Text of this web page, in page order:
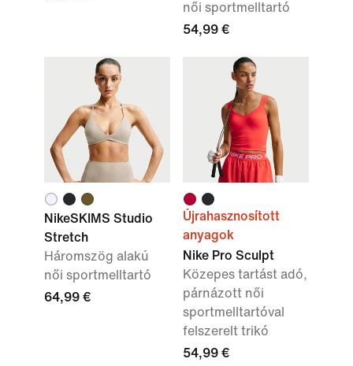
női sportmelltartó
54,99 €
NikeSKIMS Studio
Stretch
Háromszög alakú
női sportmelltartó
64,99 €
Újrahasznosított
anyagok
Nike Pro Sculpt
Közepes tartást adó,
párnázott női
sportmelltartóval
felszerelt trikó
54,99 €